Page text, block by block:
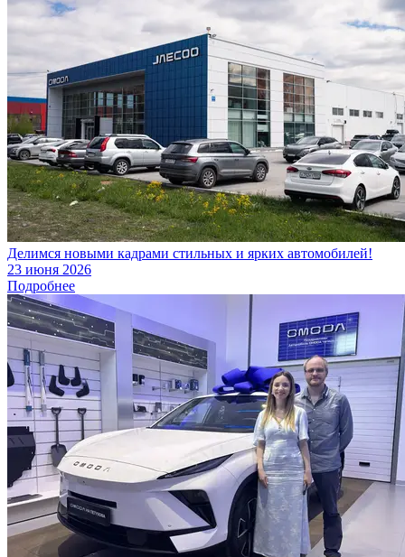
Делимся новыми кадрами стильных и ярких автомобилей!
23 июня 2026
Подробнее